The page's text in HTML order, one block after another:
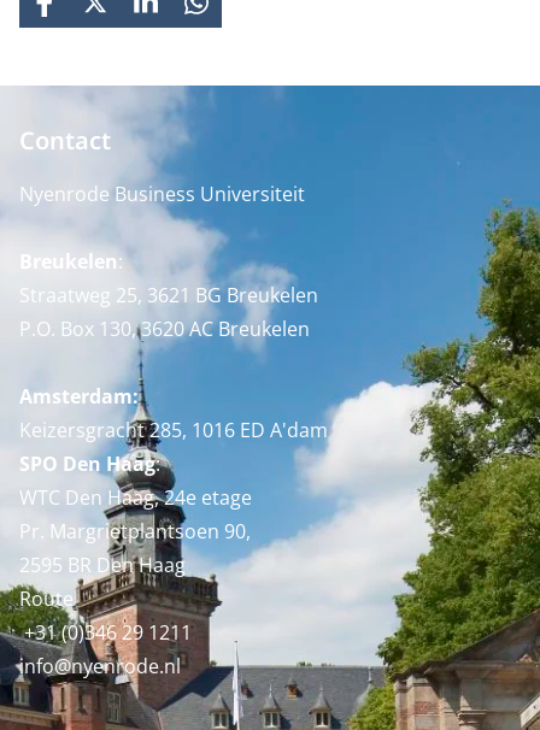
FACEBOOK
X LINKEDINWHATSAPP
Contact
Nyenrode Business Universiteit
Breukelen:
Straatweg 25, 3621 BG Breukelen
P.O. Box 130, 3620 AC Breukelen
Amsterdam:
Keizersgracht 285, 1016 ED A'dam
SPO Den Haag:
WTC Den Haag, 24e etage
Pr. Margrietplantsoen 90,
2595 BR Den Haag
Route
+31 (0)346 29 1211
info@nyenrode.nl